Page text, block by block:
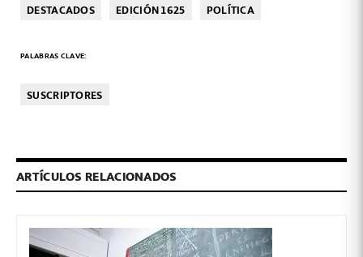
DESTACADOS EDICIÓN 1625 POLÍTICA
PALABRAS CLAVE:
SUSCRIPTORES
ARTÍCULOS RELACIONADOS